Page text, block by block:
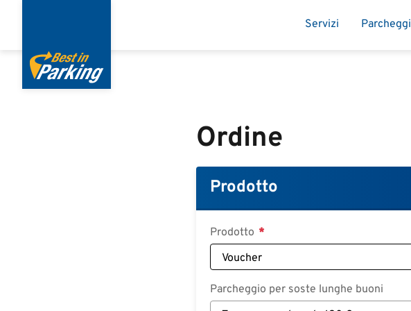
principale
Servizi Parcheggi
Ordine
Prodotto
Prodotto
Parcheggio per soste lunghe buoni